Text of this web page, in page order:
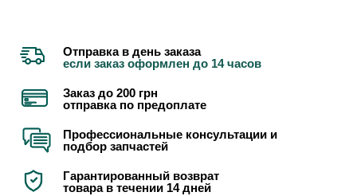
Отправка в день заказа
если заказ оформлен до 14 часов
Заказ до 200 грн
отправка по предоплате
Профессиональные консультации и
подбор запчастей
Гарантированный возврат
товара в течении 14 дней